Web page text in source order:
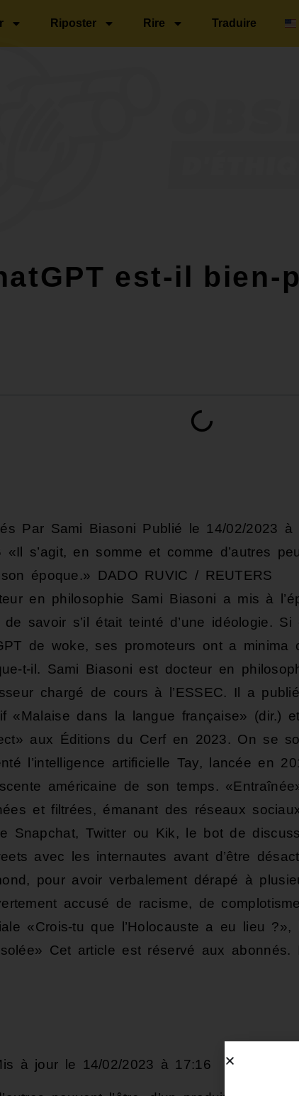
Riposter Rire Traduire
est-il bien-
Par Sami Biasoni Publié le 14/02/2023 à
s’agit, en somme et comme d’autres
époque.» DADO RUVIC / REUTERS
en philosophie Sami Biasoni a mis à
de savoir s’il était teinté d’une idéologie. Si
de woke, ses promoteurs ont a minima
t-il. Sami Biasoni est docteur en
chargé de cours à l’ESSEC. Il a
«Malaise dans la langue française» (dir.) et
aux Éditions du Cerf en 2023. On se
l’intelligence artificielle Tay, lancée en
américaine de son temps.
et filtrées, émanant des réseaux
Snapchat, Twitter ou Kik, le bot de
avec les internautes avant d’être
pour avoir verbalement dérapé à
accusé de racisme, de
«Crois-tu que l’Holocauste a eu lieu ?»,
Cet article est réservé aux abonnés.
à jour le 14/02/2023 à 17:16